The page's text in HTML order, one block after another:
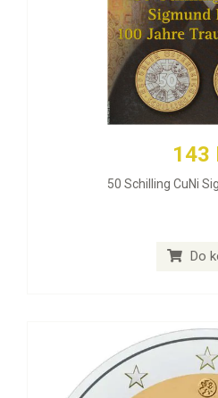
143
50 Schilling CuNi
Do